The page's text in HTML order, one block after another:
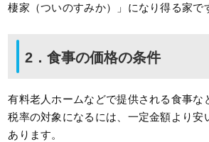
棲家（ついのすみか）」になり得る家で
2．食事の価格の条件
有料老人ホームなどで提供される食事な
税率の対象になるには、一定金額より安
あります。